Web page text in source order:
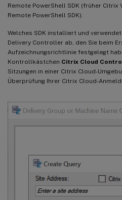
Remote PowerShell SDK (früher
Remote PowerShell SDK).
Welches SDK installiert und
Delivery Controller ab, den Sie beim
Aufzeichnungsrichtlinie festgelegt
Kontrollkästchen Citrix Cloud
Sitzungen in einer Citrix Cloud-
Überprüfung Ihrer Citrix Cloud-